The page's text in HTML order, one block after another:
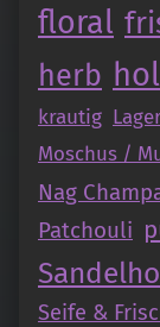
floral
herb
krautig
Moschus /
Nag
Patchouli
Seife &